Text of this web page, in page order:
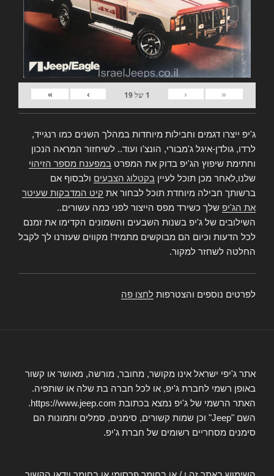
«
‹
1 של19
›
»
ג'יפ ייצרו דגמים וחבילות מיוחדות במהלך השנים כמו רנגייד,
לרדו, גולדן-איגל ג'מבורי, הונצ'ו ועוד.. לשיחזור המראה הנכון
וחתימת שיפוץ הג'יפ בדוק את המפרט במפענח מספר הזיהוי
שלנו,לאחר מכן תוכל לעיין בקטלוג הצבעים ולבסוף אם
ברשותך חבילה מיוחדת תוכל לבחור את קיט המדבקות שעיטר
את הג'יפ שלך כשירד מפס הייצור לפני כמה עשורים..
השילובים של ג'יפ בשנות השבעים והשמונים הקדימו את זמנם
לכל הדעות וכיום הם מבוקשים מתמיד! מקווים שעזרנו לך לקבל
החלטה לשחזר למקור.
לפרטים נוספים והצטרפות לחצו פה
אתר ג'יפי ישראל אינו מקושר, מחובר, מורשה, מאושר או קשור
באופן רשמי לחברת ג'יפ, או לכל חברה בת שלה או שותפיה.
האתר הרשמי של ג'יפ נמצא בכתובת https://www.jeep.com.
השם "Jeep" וכן שמות קשורים, סימנים, סמלים ותמונות הם
סימנים מסחריים רשומים של חברת ג'יפ.